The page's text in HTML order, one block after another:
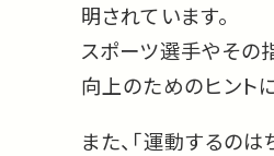
明されています。
スポーツ選手やその
向上のためのヒント
また、「運動するのは